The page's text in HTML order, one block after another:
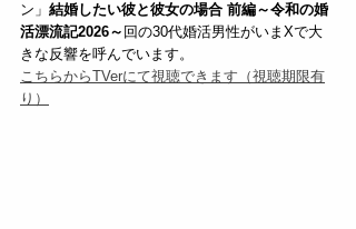
ン」 結婚したい彼と彼女の場合 前編～令和の婚
活漂流記2026～ 回の30代婚活男性がいまXで大
きな反響を呼んでいます。
こちらからTVerにて視聴できます（視聴期限有
り）